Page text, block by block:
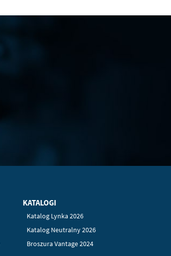
KATALOGI
Katalog Lynka 2026
Katalog Neutralny 2026
Broszura Vantage 2024